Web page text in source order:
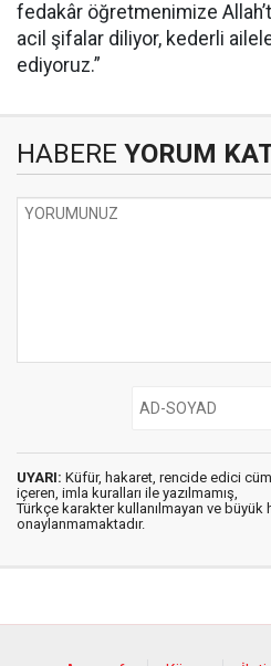
fedakâr öğretmenimize
acil şifalar diliyor, kederli
ediyoruz.”
HABERE YORUM
UYARI: Küfür, hakaret, rencide edici
içeren, imla kuralları ile yazılmamış,
Türkçe karakter kullanılmayan ve büyük
onaylanmamaktadır.